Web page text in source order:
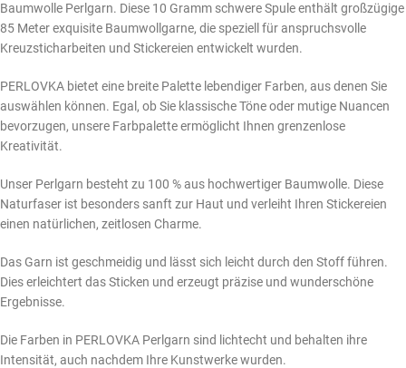
Baumwolle Perlgarn. Diese 10 Gramm schwere Spule enthält großzügige
85 Meter exquisite Baumwollgarne, die speziell für anspruchsvolle
Kreuzsticharbeiten und Stickereien entwickelt wurden.
PERLOVKA bietet eine breite Palette lebendiger Farben, aus denen Sie
auswählen können. Egal, ob Sie klassische Töne oder mutige Nuancen
bevorzugen, unsere Farbpalette ermöglicht Ihnen grenzenlose
Kreativität.
Unser Perlgarn besteht zu 100 % aus hochwertiger Baumwolle. Diese
Naturfaser ist besonders sanft zur Haut und verleiht Ihren Stickereien
einen natürlichen, zeitlosen Charme.
Das Garn ist geschmeidig und lässt sich leicht durch den Stoff führen.
Dies erleichtert das Sticken und erzeugt präzise und wunderschöne
Ergebnisse.
Die Farben in PERLOVKA Perlgarn sind lichtecht und behalten ihre
Intensität, auch nachdem Ihre Kunstwerke wurden.